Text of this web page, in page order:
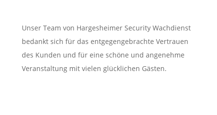
Unser Team von Hargesheimer Security Wachdienst
bedankt sich für das entgegengebrachte Vertrauen
des Kunden und für eine schöne und angenehme
Veranstaltung mit vielen glücklichen Gästen.